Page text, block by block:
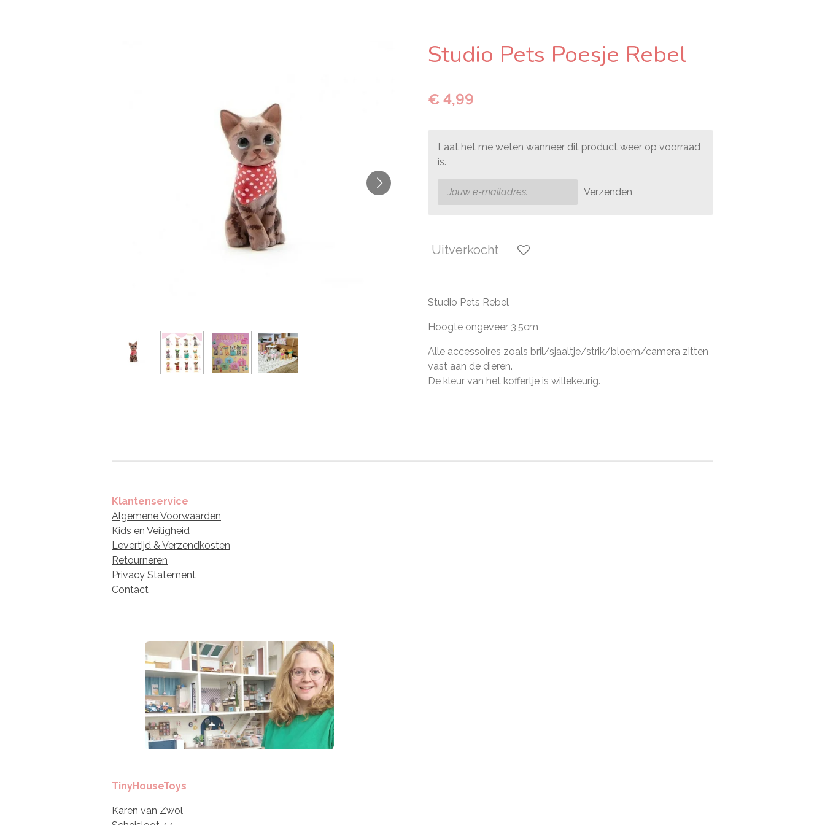
Studio Pets Poesje Rebel
€ 4,99
Laat het me weten wanneer dit product weer op voorraad
is.
Verzenden
Uitverkocht
Studio Pets Rebel
Hoogte ongeveer 3,5cm
Alle accessoires zoals bril/sjaaltje/strik/bloem/camera zitten
vast aan de dieren.
De kleur van het koffertje is willekeurig.
Klantenservice
Algemene Voorwaarden
Kids en Veiligheid
Levertijd & Verzendkosten
Retourneren
Privacy Statement
Contact
TinyHouseToys
Karen van Zwol